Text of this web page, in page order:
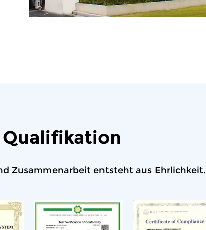
Qualifikation
Zusammenarbeit entsteht aus Ehrlichkeit.